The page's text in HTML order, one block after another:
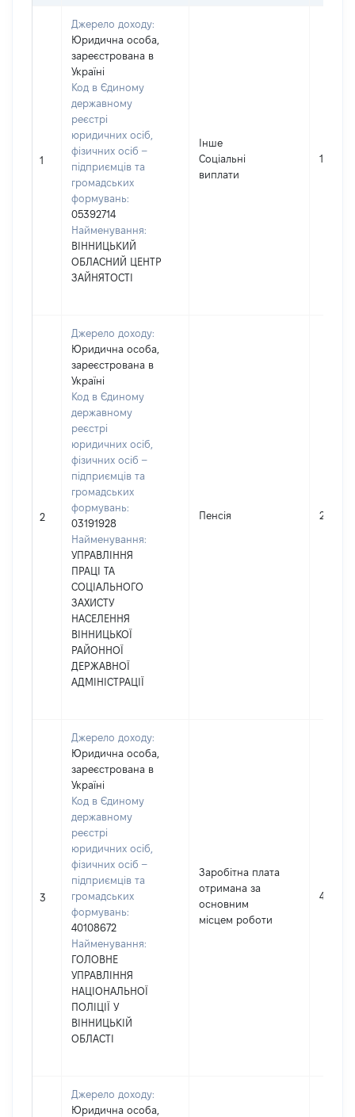
1
Джерело доходу:
Юридична особа,
зареєстрована в
Україні
Код в Єдиному
державному
реєстрі
юридичних осіб,
фізичних осіб –
підприємців та
громадських
формувань:
05392714
Найменування:
ВІННИЦЬКИЙ
ОБЛАСНИЙ ЦЕНТР
ЗАЙНЯТОСТІ
Інше
Соціальні
виплати
15987
2
Джерело доходу:
Юридична особа,
зареєстрована в
Україні
Код в Єдиному
державному
реєстрі
юридичних осіб,
фізичних осіб –
підприємців та
громадських
формувань:
03191928
Найменування:
УПРАВЛІННЯ
ПРАЦІ ТА
СОЦІАЛЬНОГО
ЗАХИСТУ
НАСЕЛЕННЯ
ВІННИЦЬКОЇ
РАЙОННОЇ
ДЕРЖАВНОЇ
АДМІНІСТРАЦІЇ
Пенсія 24868
3
Джерело доходу:
Юридична особа,
зареєстрована в
Україні
Код в Єдиному
державному
реєстрі
юридичних осіб,
фізичних осіб –
підприємців та
громадських
формувань:
40108672
Найменування:
ГОЛОВНЕ
УПРАВЛІННЯ
НАЦІОНАЛЬНОЇ
ПОЛІЦІЇ У
ВІННИЦЬКІЙ
ОБЛАСТІ
Заробітна плата
отримана за
основним
місцем роботи
494467
Джерело доходу:
Юридична особа,